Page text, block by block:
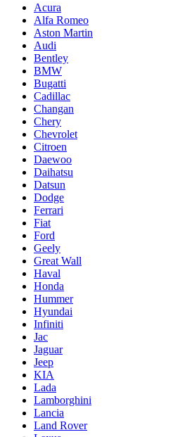
Acura
Alfa Romeo
Aston Martin
Audi
Bentley
BMW
Bugatti
Cadillac
Changan
Chery
Chevrolet
Citroen
Daewoo
Daihatsu
Datsun
Dodge
Ferrari
Fiat
Ford
Geely
Great Wall
Haval
Honda
Hummer
Hyundai
Infiniti
Jac
Jaguar
Jeep
KIA
Lada
Lamborghini
Lancia
Land Rover